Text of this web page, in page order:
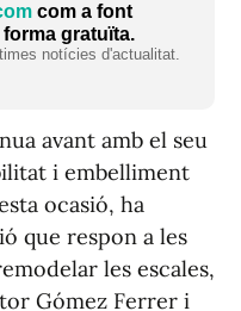
com a font
gratuïta.
notícies d'actualitat.
avant amb el seu
i embelliment
ocasió, ha
que respon a les
les escales,
Gómez Ferrer i